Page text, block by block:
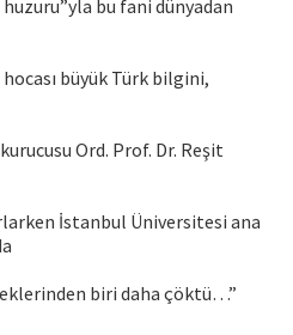
bu fani dünyadan
büyük Türk bilgini,
Ord. Prof. Dr. Reşit
İstanbul Üniversitesi ana
biri daha çöktü…”